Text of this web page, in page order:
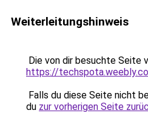
Weiterleitungshinweis
Die von dir besuchte Seite
https://
Falls du diese Seite nicht
du zur vorherigen Seite